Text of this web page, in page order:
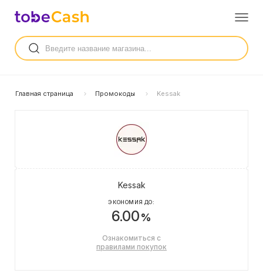
Главная страница Промокоды Kessak
Kessak
ЭКОНОМИЯ ДО:
6.00%
Ознакомиться с
правилами покупок